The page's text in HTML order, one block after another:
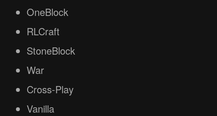
OneBlock
RLCraft
StoneBlock
War
Cross-Play
Vanilla